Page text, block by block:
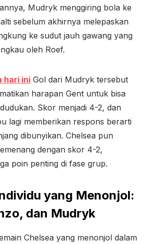
Mudryk menggiring bola ke
sebelum akhirnya melepaskan
ke sudut jauh gawang yang
oleh Roef.
hari ini Gol dari Mudryk tersebut
harapan Gent untuk bisa
Skor menjadi 4-2, dan
lagi memberikan respons berarti
dibunyikan. Chelsea pun
dengan skor 4-2,
poin penting di fase grup.
yang Menonjol:
dan Mudryk
Chelsea yang menonjol dalam